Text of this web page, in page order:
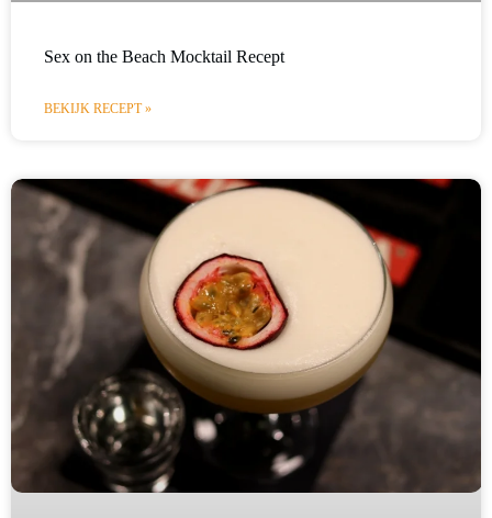
Sex on the Beach Mocktail Recept
BEKIJK RECEPT »